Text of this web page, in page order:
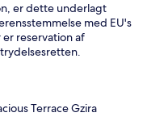
er dette underlagt
med EU's
reservation af
Terrace Gzira